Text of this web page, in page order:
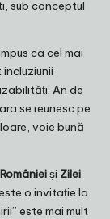
sub conceptul
ca cel mai
An de
se reunesc pe
voie bună
și Zilei
este o invitație la
este mai mult